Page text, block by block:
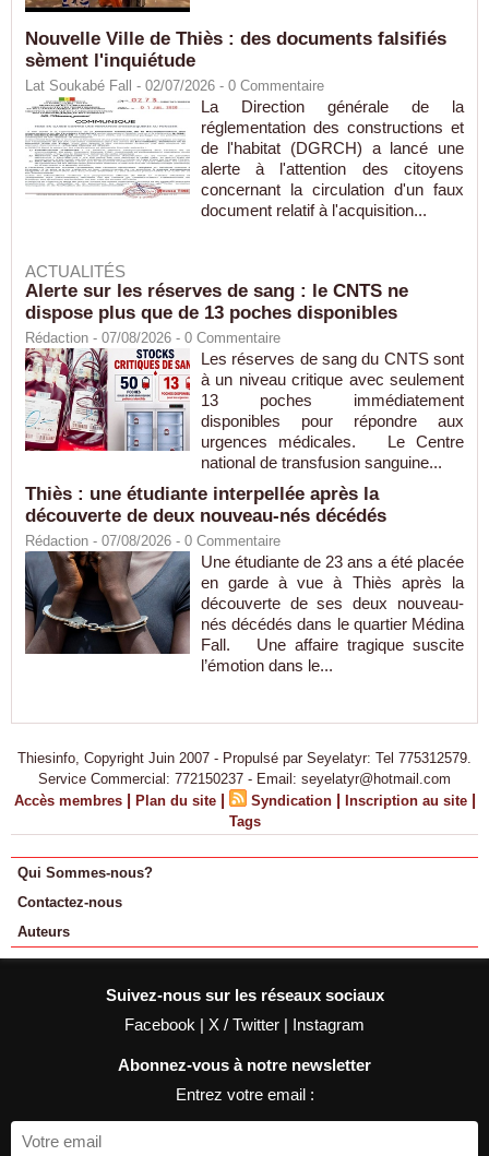
Nouvelle Ville de Thiès : des documents falsifiés
sèment l'inquiétude
Lat Soukabé Fall - 02/07/2026 - 0 Commentaire
La Direction générale de la
réglementation des constructions et
de l'habitat (DGRCH) a lancé une
alerte à l'attention des citoyens
concernant la circulation d'un faux
document relatif à l'acquisition...
ACTUALITÉS
Alerte sur les réserves de sang : le CNTS ne
dispose plus que de 13 poches disponibles
Rédaction - 07/08/2026 - 0 Commentaire
Les réserves de sang du CNTS sont
à un niveau critique avec seulement
13 poches immédiatement
disponibles pour répondre aux
urgences médicales. Le Centre
national de transfusion sanguine...
Thiès : une étudiante interpellée après la
découverte de deux nouveau-nés décédés
Rédaction - 07/08/2026 - 0 Commentaire
Une étudiante de 23 ans a été placée
en garde à vue à Thiès après la
découverte de ses deux nouveau-
nés décédés dans le quartier Médina
Fall. Une affaire tragique suscite
l’émotion dans le...
Thiesinfo, Copyright Juin 2007 - Propulsé par Seyelatyr: Tel 775312579.
Service Commercial: 772150237 - Email: seyelatyr@hotmail.com
Accès membres | Plan du site | Syndication | Inscription au site |
Tags
Qui Sommes-nous?
Contactez-nous
Auteurs
Suivez-nous sur les réseaux sociaux
Facebook | X / Twitter | Instagram
Abonnez-vous à notre newsletter
Entrez votre email :